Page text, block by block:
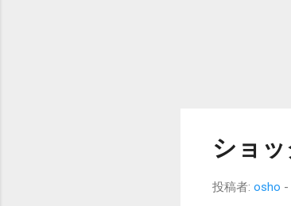
ショ
投稿者: osho -